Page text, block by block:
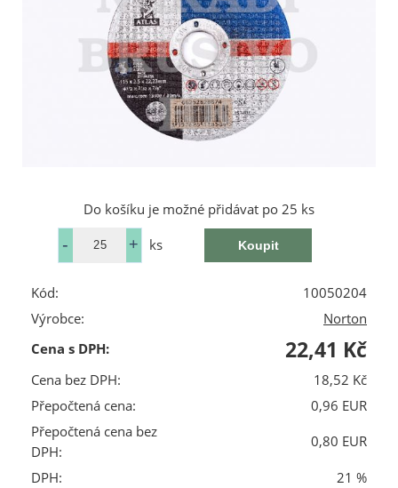
Do košíku je možné přidávat po 25 ks
ks
Kód:
10050204
Výrobce:
Norton
Cena s DPH:
22,41 Kč
Cena bez DPH:
18,52 Kč
Přepočtená cena:
0,96 EUR
Přepočtená cena bez
DPH:
0,80 EUR
DPH:
21 %